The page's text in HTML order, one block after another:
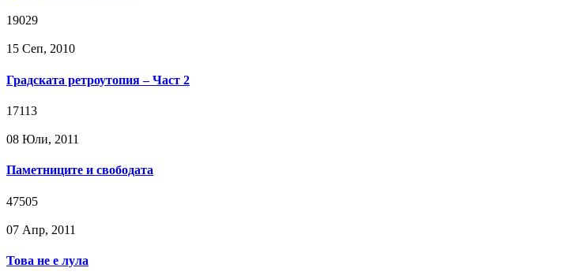
19029
15 Сeп, 2010
Градската ретроутопия – Част 2
17113
08 Юли, 2011
Паметниците и свободата
47505
07 Апр, 2011
Това не е лула